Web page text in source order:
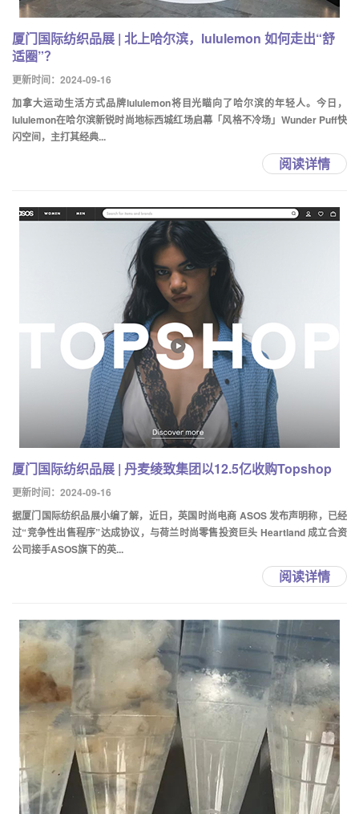
厦门国际纺织品展 | 北上哈尔滨，lululemon 如何走出“舒
适圈”？
更新时间：2024-09-16
加拿大运动生活方式品牌lululemon将目光瞄向了哈尔滨的年轻人。今日，
lululemon在哈尔滨新锐时尚地标西城红场启幕「风格不冷场」Wunder Puff快
闪空间，主打其经典...
阅读详情
厦门国际纺织品展 | 丹麦绫致集团以12.5亿收购Topshop
更新时间：2024-09-16
据厦门国际纺织品展小编了解，近日，英国时尚电商 ASOS 发布声明称，已经
过“竞争性出售程序”达成协议，与荷兰时尚零售投资巨头 Heartland 成立合资
公司接手ASOS旗下的英...
阅读详情